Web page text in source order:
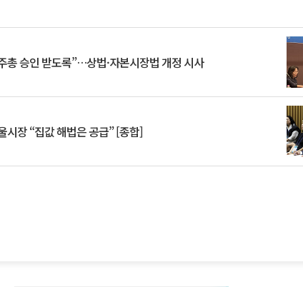
총 승인 받도록”…상법·자본시장법 개정 시사
장 “집값 해법은 공급” [종합]